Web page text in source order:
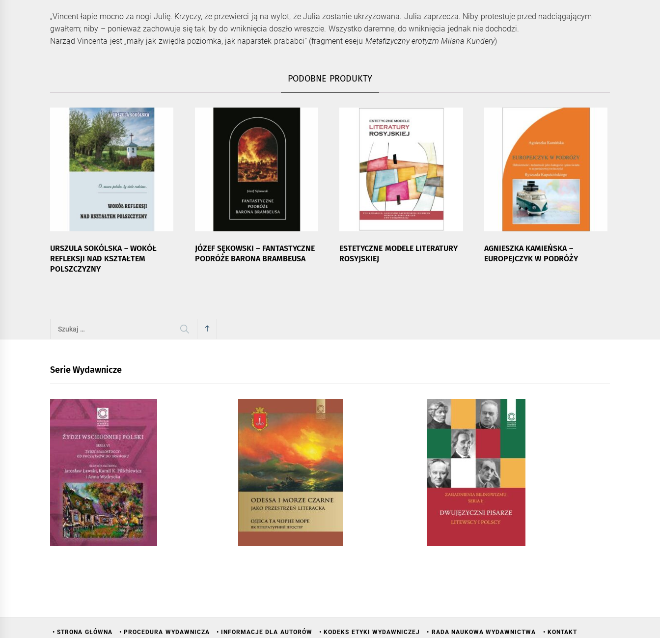
„Vincent łapie mocno za nogi Julię. Krzyczy, że przewierci ją na wylot, że Julia zostanie ukrzyżowana. Julia zaprzecza. Niby protestuje przed nadciągającym
gwałtem; niby – ponieważ zachowuje się tak, by do wniknięcia doszło wreszcie. Wszystko daremne, do wniknięcia jednak nie dochodzi.
Narząd Vincenta jest „mały jak zwiędła poziomka, jak naparstek prababci” (fragment eseju Metafizyczny erotyzm Milana Kundery)
PODOBNE PRODUKTY
URSZULA SOKÓLSKA – WOKÓŁ
REFLEKSJI NAD KSZTAŁTEM
POLSZCZYZNY
JÓZEF SĘKOWSKI – FANTASTYCZNE
PODRÓŻE BARONA BRAMBEUSA
ESTETYCZNE MODELE LITERATURY
ROSYJSKIEJ
AGNIESZKA KAMIEŃSKA –
EUROPEJCZYK W PODRÓŻY
Szukaj:
Serie Wydawnicze
• STRONA GŁÓWNA • PROCEDURA WYDAWNICZA • INFORMACJE DLA AUTORÓW • KODEKS ETYKI WYDAWNICZEJ • RADA NAUKOWA WYDAWNICTWA • KONTAKT